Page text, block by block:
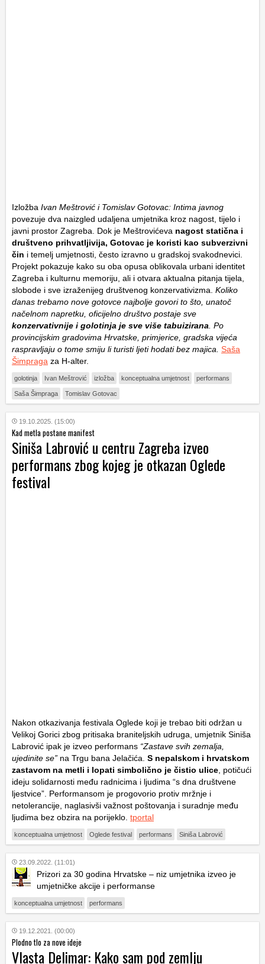
Izložba Ivan Meštrović i Tomislav Gotovac: Intima javnog
povezuje dva naizgled udaljena umjetnika kroz nagost, tijelo i
javni prostor Zagreba. Dok je Meštrovićeva nagost statična i
društveno prihvatljivija, Gotovac je koristi kao subverzivni
čin i temelj umjetnosti, često izravno u gradskoj svakodnevici.
Projekt pokazuje kako su oba opusa oblikovala urbani identitet
Zagreba i kulturnu memoriju, ali i otvara aktualna pitanja tijela,
slobode i sve izraženijeg društvenog konzervativizma. Koliko
danas trebamo nove gotovce najbolje govori to što, unatoč
načelnom napretku, oficijelno društvo postaje sve
konzervativnije i golotinja je sve više tabuizirana . Po
provincijskim gradovima Hrvatske, primjerice, gradska vijeća
raspravljaju o tome smiju li turisti ljeti hodati bez majica. Saša
Šimpraga za H-alter.
golotinja Ivan Meštrović izložba konceptualna umjetnost performans
Saša Šimpraga Tomislav Gotovac
19.10.2025. (15:00)
Kad metla postane manifest
Siniša Labrović u centru Zagreba izveo
performans zbog kojeg je otkazan Oglede
festival
Nakon otkazivanja festivala Oglede koji je trebao biti održan u
Velikoj Gorici zbog pritisaka braniteljskih udruga, umjetnik Siniša
Labrović ipak je izveo performans “Zastave svih zemalja,
ujedinite se” na Trgu bana Jelačića. S nepalskom i hrvatskom
zastavom na metli i lopati simbolično je čistio ulice , potičući
ideju solidarnosti među radnicima i ljudima “s dna društvene
ljestvice”. Performansom je progovorio protiv mržnje i
netolerancije, naglasivši važnost poštovanja i suradnje među
ljudima bez obzira na porijeklo. tportal
konceptualna umjetnost Oglede festival performans Siniša Labrović
23.09.2022. (11:01)
Prizori za 30 godina Hrvatske – niz umjetnika izveo je
umjetničke akcije i performanse
konceptualna umjetnost performans
19.12.2021. (00:00)
Plodno tlo za nove ideje
Vlasta Delimar: Kako sam pod zemlju